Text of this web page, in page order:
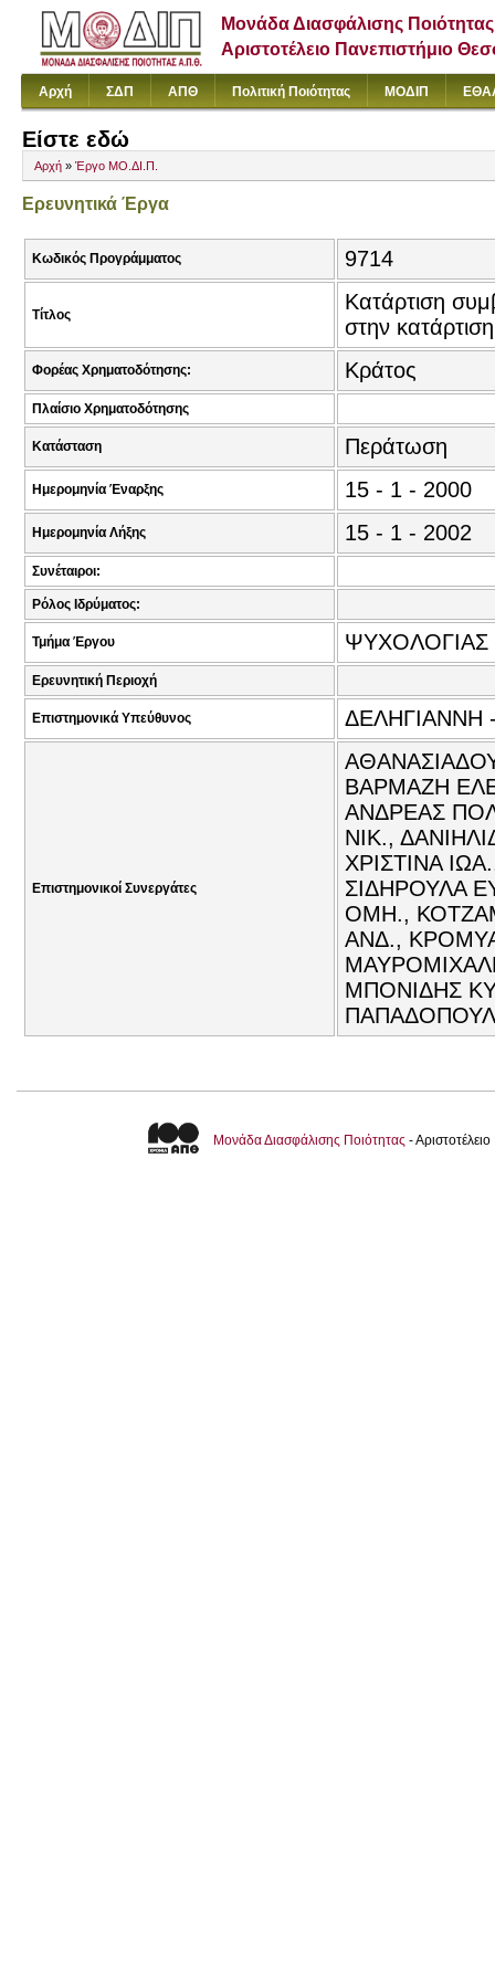
Μονάδα Διασφάλισης Ποιότητας
Αριστοτέλειο Πανεπιστήμιο
Αρχή ΣΔΠ ΑΠΘ Πολιτική Ποιότητας ΜΟΔΙΠ
Είστε εδώ
Αρχή » Έργο ΜΟ.ΔΙ.Π.
Ερευνητικά Έργα
Κωδικός Προγράμματος 9714
Τίτλος
Κατάρτιση
στην
Φορέας Χρηματοδότησης: Κράτος
Πλαίσιο Χρηματοδότησης
Κατάσταση Περάτωση
Ημερομηνία Έναρξης 15 - 1 - 2000
Ημερομηνία Λήξης 15 - 1 - 2002
Συνέταιροι:
Ρόλος Ιδρύματος:
Τμήμα Έργου ΨΥΧΟΛΟΓΙΑΣ
Ερευνητική Περιοχή
Επιστημονικά Υπεύθυνος ΔΕΛΗΓΙΑΝΝΗ
Επιστημονικοί Συνεργάτες
ΒΑΡΜΑΖΗ
ΑΝΔΡΕΑΣ
ΝΙΚ.,
ΧΡΙΣΤΙΝΑ
ΣΙΔΗΡΟΥΛΑ
ΟΜΗ.,
ΑΝΔ.,
ΜΠΟΝΙΔΗΣ
Μονάδα Διασφάλισης Ποιότητας -